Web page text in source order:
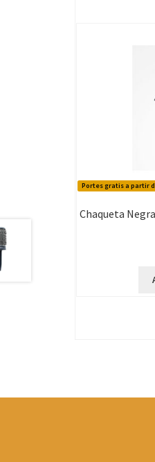
Portes gratis a partir
Chaqueta